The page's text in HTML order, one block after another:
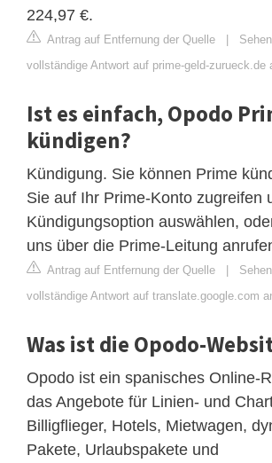
224,97 €.
Antrag auf Entfernung der Quelle |
vollständige Antwort auf prime-geld-zurueck.de
Ist es einfach, Opodo
kündigen?
Kündigung. Sie können Prime
Sie auf Ihr Prime-Konto zugreifen
Kündigungsoption auswählen,
uns über die Prime-Leitung
Antrag auf Entfernung der Quelle |
vollständige Antwort auf translate.google.com
Was ist die Opodo-
Opodo ist ein spanisches Online-
das Angebote für Linien- und
Billigflieger, Hotels, Mietwagen,
Pakete, Urlaubspakete und